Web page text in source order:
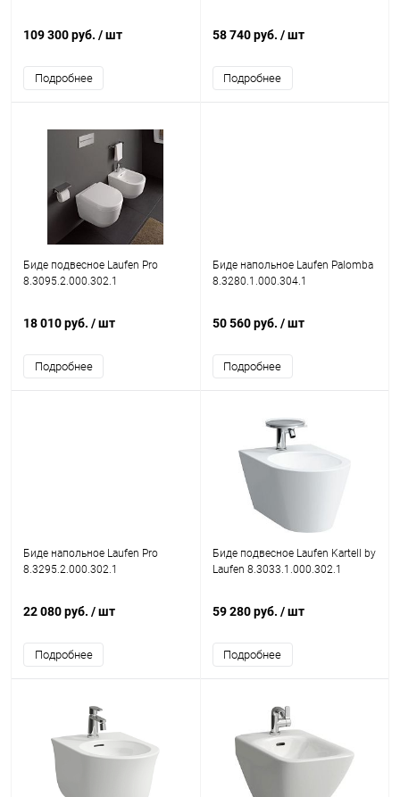
109 300 руб. / шт
Подробнее
58 740 руб. / шт
Подробнее
Биде подвесное Laufen Pro
8.3095.2.000.302.1
18 010 руб. / шт
Подробнее
Биде напольное Laufen Palomba
8.3280.1.000.304.1
50 560 руб. / шт
Подробнее
Биде напольное Laufen Pro
8.3295.2.000.302.1
22 080 руб. / шт
Подробнее
Биде подвесное Laufen Kartell by
Laufen 8.3033.1.000.302.1
59 280 руб. / шт
Подробнее